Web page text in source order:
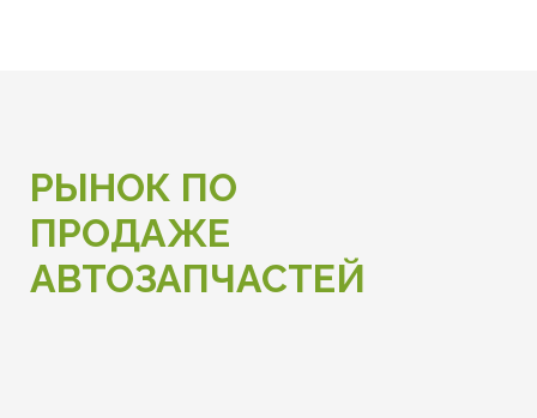
РЫНОК ПО
ПРОДАЖЕ
АВТОЗАПЧАСТЕЙ